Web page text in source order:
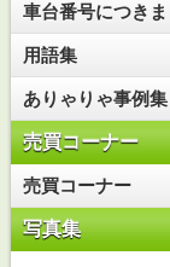
車台番号につき
用語集
ありゃりゃ事例集
売買コーナー
売買コーナー
写真集